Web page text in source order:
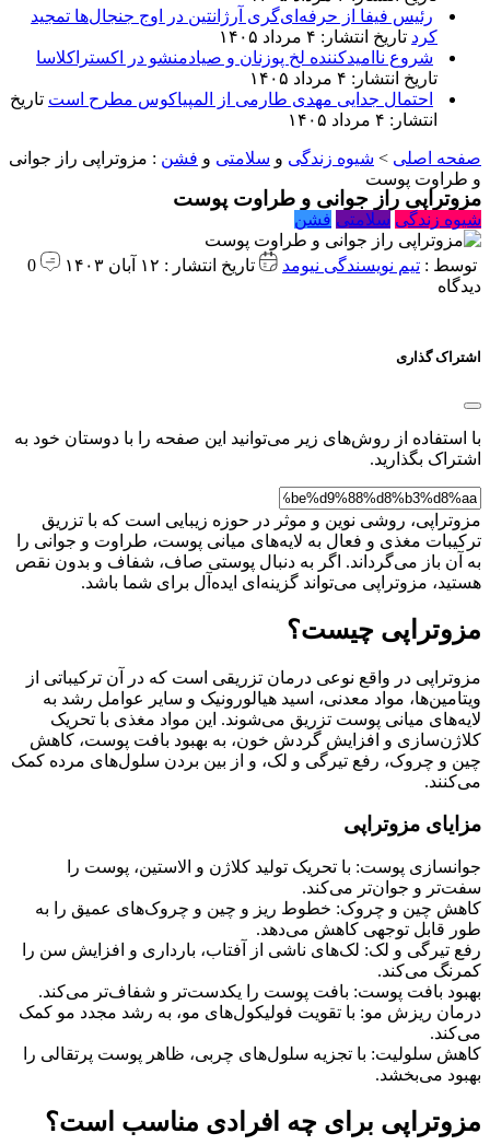
رئیس فیفا از حرفه‌ای‌گری آرژانتین در اوج جنجال‌ها تمجید
کرد تاریخ انتشار: ۴ مرداد ۱۴۰۵
شروع ناامیدکننده لخ پوزنان و صیادمنشو در اکستراکلاسا
تاریخ انتشار: ۴ مرداد ۱۴۰۵
احتمال جدایی مهدی طارمی از المپیاکوس مطرح است تاریخ
انتشار: ۴ مرداد ۱۴۰۵
صفحه اصلی > شیوه زندگی و سلامتی و فشن : مزوتراپی راز جوانی
و طراوت پوست
مزوتراپی راز جوانی و طراوت پوست
شیوه زندگی سلامتی فشن
توسط : تیم نویسندگی نیومد تاریخ انتشار : ۱۲ آبان ۱۴۰۳
0
دیدگاه
اشتراک گذاری
با استفاده از روش‌های زیر می‌توانید این صفحه را با دوستان خود به
اشتراک بگذارید.
مزوتراپی، روشی نوین و موثر در حوزه زیبایی است که با تزریق
ترکیبات مغذی و فعال به لایه‌های میانی پوست، طراوت و جوانی را
به آن باز می‌گرداند. اگر به دنبال پوستی صاف، شفاف و بدون نقص
هستید، مزوتراپی می‌تواند گزینه‌ای ایده‌آل برای شما باشد.
مزوتراپی چیست؟
مزوتراپی در واقع نوعی درمان تزریقی است که در آن ترکیباتی از
ویتامین‌ها، مواد معدنی، اسید هیالورونیک و سایر عوامل رشد به
لایه‌های میانی پوست تزریق می‌شوند. این مواد مغذی با تحریک
کلاژن‌سازی و افزایش گردش خون، به بهبود بافت پوست، کاهش
چین و چروک، رفع تیرگی و لک، و از بین بردن سلول‌های مرده کمک
می‌کنند.
مزایای مزوتراپی
جوانسازی پوست: با تحریک تولید کلاژن و الاستین، پوست را
سفت‌تر و جوان‌تر می‌کند.
کاهش چین و چروک: خطوط ریز و چین و چروک‌های عمیق را به
طور قابل توجهی کاهش می‌دهد.
رفع تیرگی و لک: لک‌های ناشی از آفتاب، بارداری و افزایش سن را
کمرنگ می‌کند.
بهبود بافت پوست: بافت پوست را یکدست‌تر و شفاف‌تر می‌کند.
درمان ریزش مو: با تقویت فولیکول‌های مو، به رشد مجدد مو کمک
می‌کند.
کاهش سلولیت: با تجزیه سلول‌های چربی، ظاهر پوست پرتقالی را
بهبود می‌بخشد.
مزوتراپی برای چه افرادی مناسب است؟